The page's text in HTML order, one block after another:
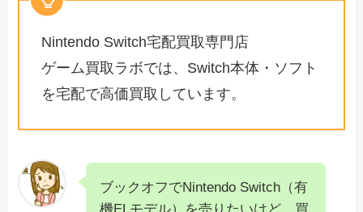
Nintendo Switch宅配買取専門店
ゲーム買取ラボでは、Switch本体・ソフト
を宅配で高価買取しています。
ブックオフでNintendo Switch（有